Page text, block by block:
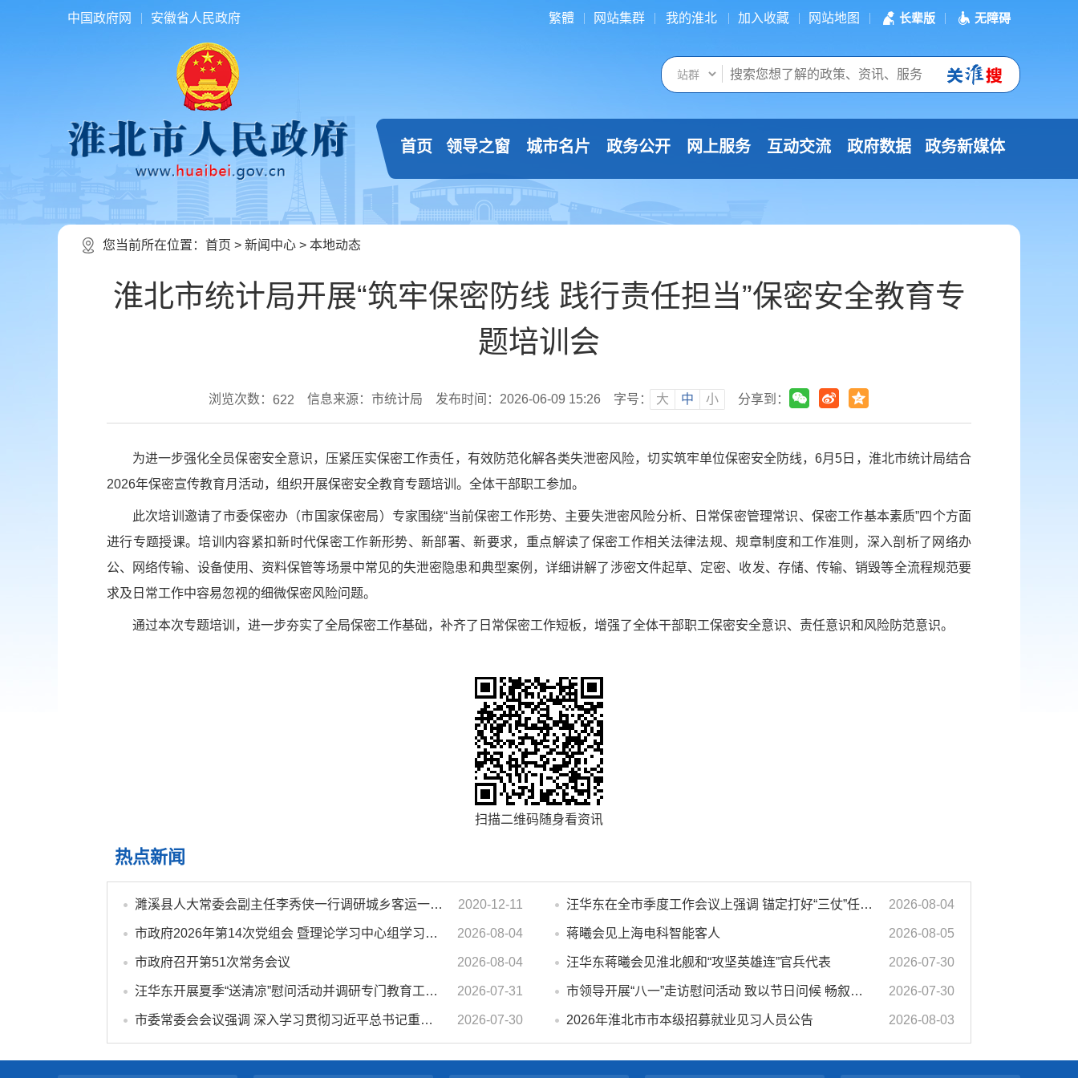
中国政府网 安徽省人民政府 繁體 网站集群 我的淮北 加入收藏 网站地图 长辈版 无障碍
首页 领导之窗 城市名片 政务公开 网上服务 互动交流 政府数据 政务新媒体
您当前所在位置： 首页 > 新闻中心 > 本地动态
淮北市统计局开展“筑牢保密防线 践行责任担当”保密安全教育专
题培训会
浏览次数： 622 信息来源：市统计局 发布时间：2026-06-09 15:26 字号： 大 中 小 分享到：
为进一步强化全员保密安全意识，压紧压实保密工作责任，有效防范化解各类失泄密风险，切实筑牢单位保密安全防线，6月5日，淮北市统计局结合
2026年保密宣传教育月活动，组织开展保密安全教育专题培训。全体干部职工参加。
此次培训邀请了市委保密办（市国家保密局）专家围绕“当前保密工作形势、主要失泄密风险分析、日常保密管理常识、保密工作基本素质”四个方面
进行专题授课。培训内容紧扣新时代保密工作新形势、新部署、新要求，重点解读了保密工作相关法律法规、规章制度和工作准则，深入剖析了网络办
公、网络传输、设备使用、资料保管等场景中常见的失泄密隐患和典型案例，详细讲解了涉密文件起草、定密、收发、存储、传输、销毁等全流程规范要
求及日常工作中容易忽视的细微保密风险问题。
通过本次专题培训，进一步夯实了全局保密工作基础，补齐了日常保密工作短板，增强了全体干部职工保密安全意识、责任意识和风险防范意识。
扫描二维码随身看资讯
热点新闻
濉溪县人大常委会副主任李秀侠一行调研城乡客运一体化和治超工作 2020-12-11 汪华东在全市季度工作会议上强调 锚定打好“三仗”任务和年度预期目标不动摇 在全市上下掀起比学赶超争先进位的攻坚热潮 2026-08-04
市政府2026年第14次党组会 暨理论学习中心组学习会议召开 蒋曦主持会议并讲话 2026-08-04 蒋曦会见上海电科智能客人 2026-08-05
市政府召开第51次常务会议 2026-08-04 汪华东蒋曦会见淮北舰和“攻坚英雄连”官兵代表 2026-07-30
汪华东开展夏季“送清凉”慰问活动并调研专门教育工作 落实落细防暑降温措施 用心用情关爱一线职工 2026-07-31 市领导开展“八一”走访慰问活动 致以节日问候 畅叙鱼水深情 2026-07-30
市委常委会会议强调 深入学习贯彻习近平总书记重要讲话指示精神 高质量推进城市更新 不断提升本质安全水平 汪华东主持会议 2026-07-30 2026年淮北市市本级招募就业见习人员公告 2026-08-03